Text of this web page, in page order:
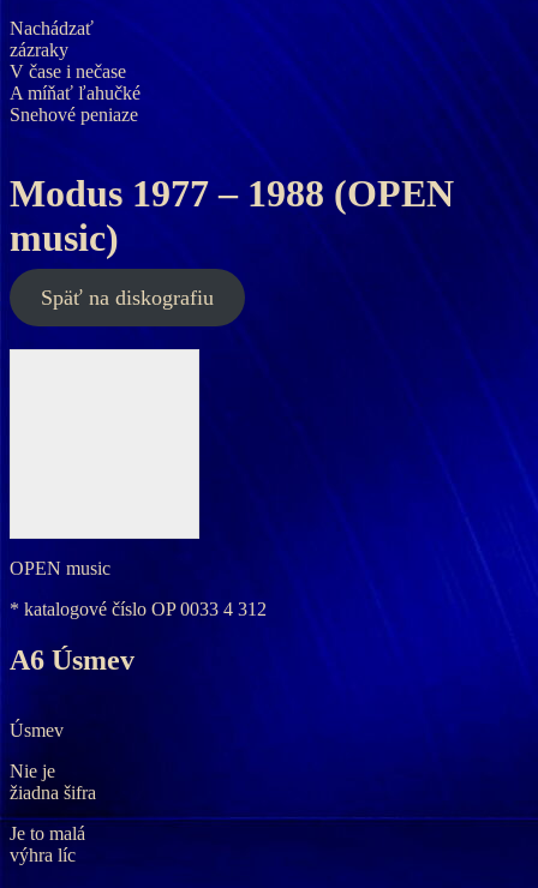
Nachádzať
zázraky
V čase i nečase
A míňať ľahučké
Snehové peniaze
Modus 1977 – 1988 (OPEN
music)
Späť na diskografiu
OPEN music
* katalogové číslo OP 0033 4 312
A6 Úsmev
Úsmev
Nie je
žiadna šifra
Je to malá
výhra líc